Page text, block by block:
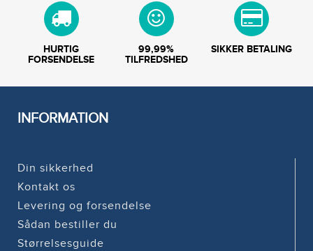
HURTIG
FORSENDELSE
99,99%
TILFREDSHED
SIKKER BETALING
INFORMATION
Din sikkerhed
Kontakt os
Levering og forsendelse
Sådan bestiller du
Størrelsesguide